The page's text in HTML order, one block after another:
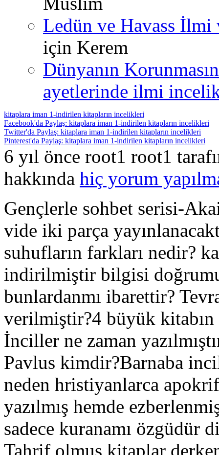
Ledün ve Havass İlmi
için Kerem
Dünyanın
ayetlerinde ilmi
kitaplara iman 1-indirilen kitapların incelikleri
Facebook'da Paylaş: kitaplara iman 1-indirilen kitapların incelikleri
Twitter'da Paylaş: kitaplara iman 1-indirilen kitapların incelikleri
Pinterest'da Paylaş: kitaplara iman 1-indirilen kitapların incelikleri
6 yıl önce root1 root1
hakkında hiç yorum
Gençlerle sohbet serisi-
vide iki parça
suhufların farkları nedir?
indirilmiştir bilgisi
bunlardanmı ibarettir?
verilmiştir?4 büyük
İnciller ne zaman
Pavlus kimdir?Barnaba
neden hristiyanlarca
yazılmış hemde
sadece kuranamı özgüdür
Tahrif olmuş kitaplar